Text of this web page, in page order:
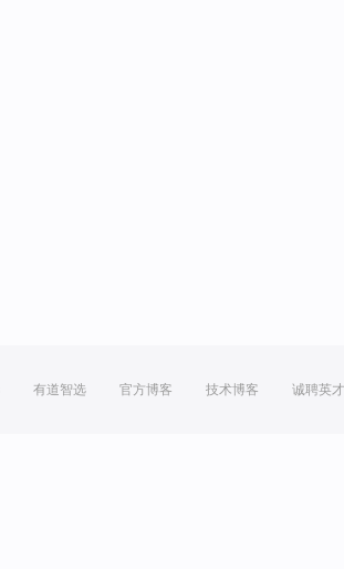
有道智选 官方博客 技术博客 诚聘英才